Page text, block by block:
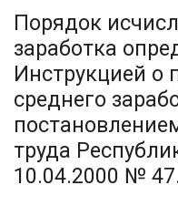
Порядок
заработка
Инструкцией о
среднего
труда
10.04.2000 № 47.